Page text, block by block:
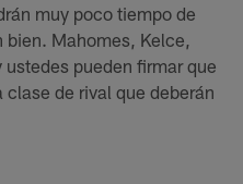
muy poco tiempo de
Mahomes, Kelce,
pueden firmar que
de rival que deberán